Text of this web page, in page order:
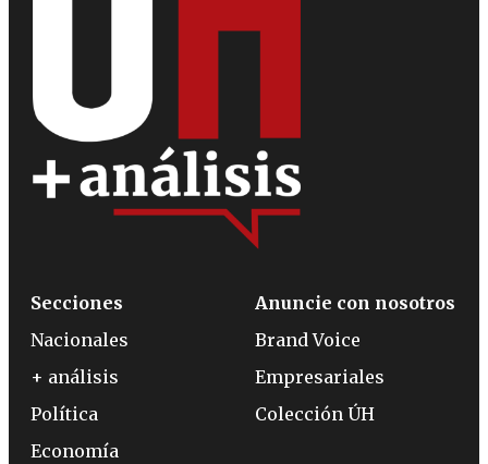
Secciones
Nacionales
+ análisis
Política
Economía
Anuncie con nosotros
Brand Voice
Empresariales
Colección ÚH